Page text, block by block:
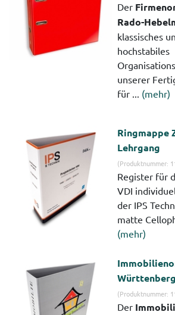
Der
Rado-
klassisches
hochstabiles
unserer
für ... (mehr)
Ringmappe
Lehrgang
(Produktnummer:
Register für
VDI
der IPS
matte
(mehr)
(Produktnummer:
Der